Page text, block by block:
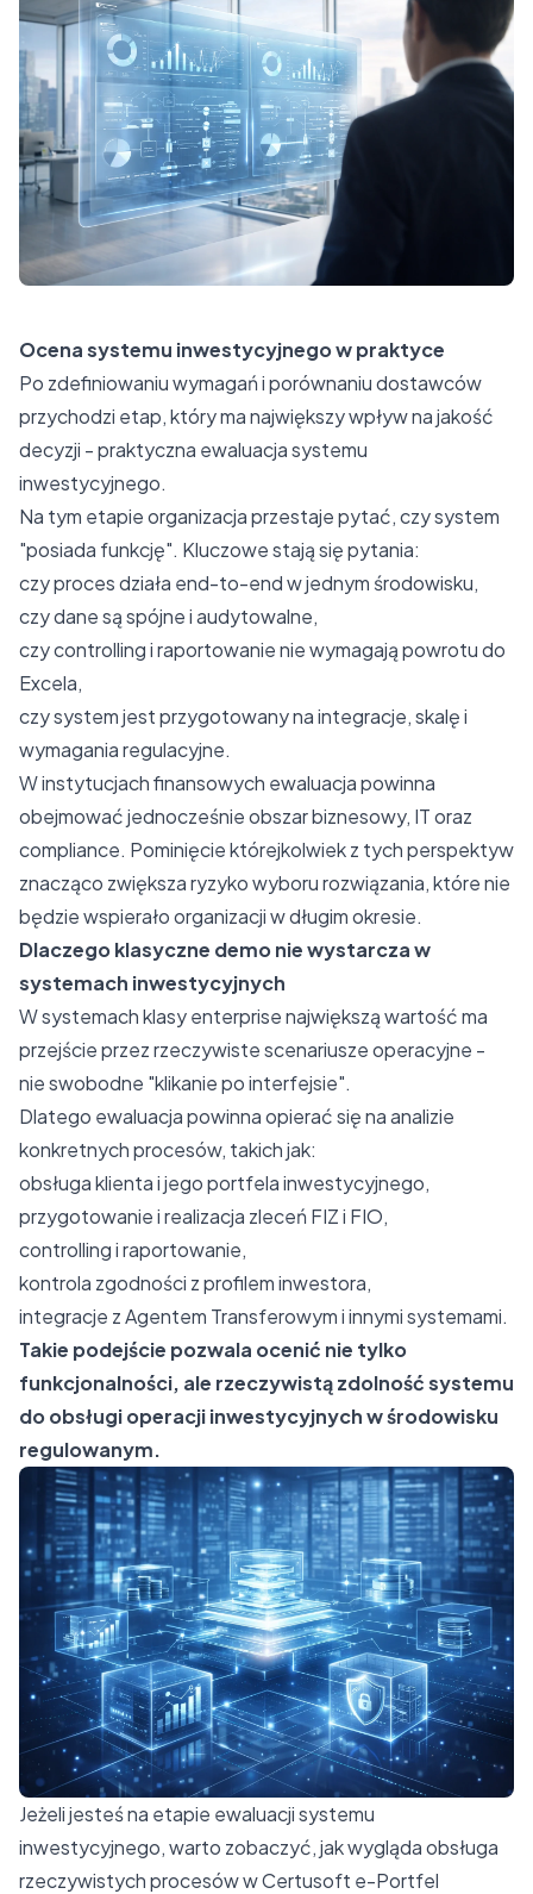
Ocena systemu inwestycyjnego w praktyce
Po zdefiniowaniu wymagań i porównaniu dostawców
przychodzi etap, który ma największy wpływ na jakość
decyzji - praktyczna ewaluacja systemu
inwestycyjnego.
Na tym etapie organizacja przestaje pytać, czy system
"posiada funkcję". Kluczowe stają się pytania:
czy proces działa end-to-end w jednym środowisku,
czy dane są spójne i audytowalne,
czy controlling i raportowanie nie wymagają powrotu do
Excela,
czy system jest przygotowany na integracje, skalę i
wymagania regulacyjne.
W instytucjach finansowych ewaluacja powinna
obejmować jednocześnie obszar biznesowy, IT oraz
compliance. Pominięcie którejkolwiek z tych perspektyw
znacząco zwiększa ryzyko wyboru rozwiązania, które nie
będzie wspierało organizacji w długim okresie.
Dlaczego klasyczne demo nie wystarcza w
systemach inwestycyjnych
W systemach klasy enterprise największą wartość ma
przejście przez rzeczywiste scenariusze operacyjne -
nie swobodne "klikanie po interfejsie".
Dlatego ewaluacja powinna opierać się na analizie
konkretnych procesów, takich jak:
obsługa klienta i jego portfela inwestycyjnego,
przygotowanie i realizacja zleceń FIZ i FIO,
controlling i raportowanie,
kontrola zgodności z profilem inwestora,
integracje z Agentem Transferowym i innymi systemami.
Takie podejście pozwala ocenić nie tylko
funkcjonalności, ale rzeczywistą zdolność systemu
do obsługi operacji inwestycyjnych w środowisku
regulowanym.
Jeżeli jesteś na etapie ewaluacji systemu
inwestycyjnego, warto zobaczyć, jak wygląda obsługa
rzeczywistych procesów w Certusoft e-Portfel